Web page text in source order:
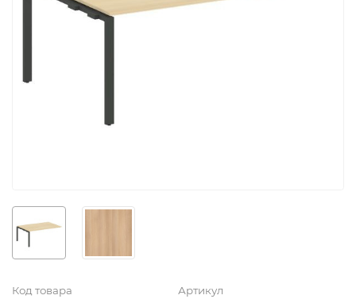
Код товара Артикул